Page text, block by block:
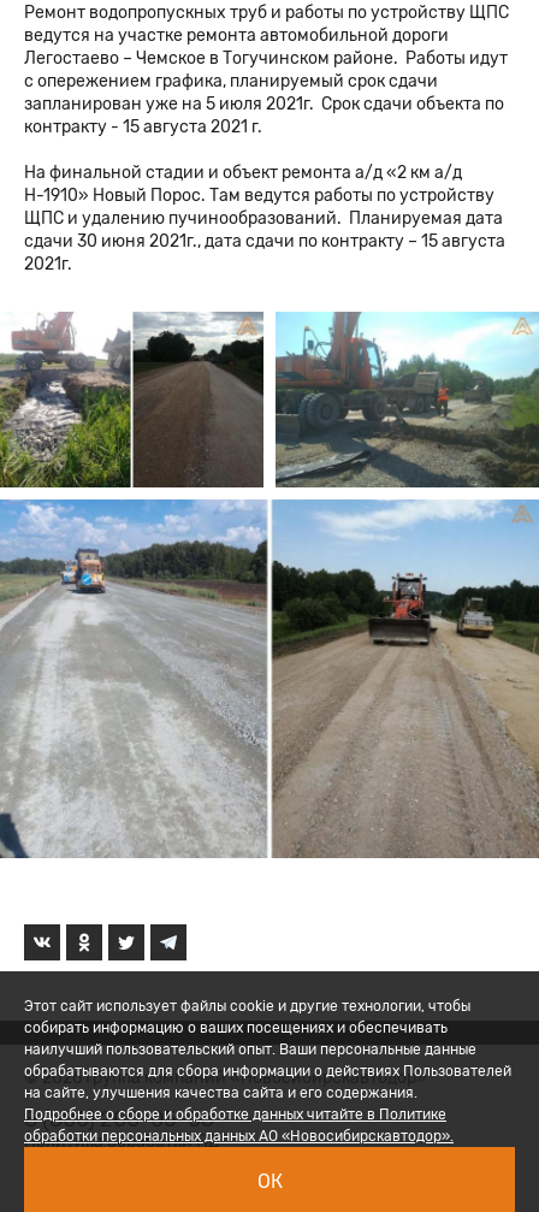
Ремонт водопропускных труб и работы по устройству ЩПС
ведутся на участке ремонта автомобильной дороги
Легостаево – Чемское в Тогучинском районе. Работы идут
с опережением графика, планируемый срок сдачи
запланирован уже на 5 июля 2021г. Срок сдачи объекта по
контракту - 15 августа 2021 г.
На финальной стадии и объект ремонта а/д «2 км а/д
Н-1910» Новый Порос. Там ведутся работы по устройству
ЩПС и удалению пучинообразований. Планируемая дата
сдачи 30 июня 2021г., дата сдачи по контракту – 15 августа
2021г.
© 2026 Группа компаний «Новосибирскавтодор»
8 (800) 200-05-06
Политика обработки ПД
Этот сайт использует файлы cookie и другие технологии, чтобы
собирать информацию о ваших посещениях и обеспечивать
наилучший пользовательский опыт. Ваши персональные данные
обрабатываются для сбора информации о действиях Пользователей
на сайте, улучшения качества сайта и его содержания.
Подробнее о сборе и обработке данных читайте в Политике
обработки персональных данных АО «Новосибирскавтодор».
ОК